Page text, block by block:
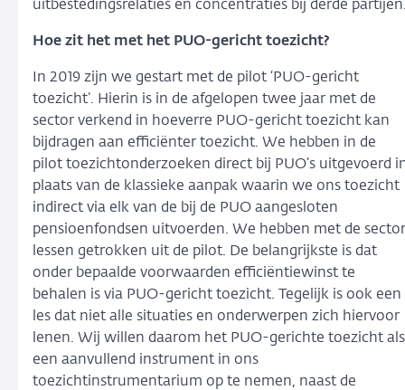
uitbestedingsrelaties en concentraties bij derde
Hoe zit het met het PUO-gericht toezicht?
In 2019 zijn we gestart met de pilot ‘PUO-gericht
toezicht’. Hierin is in de afgelopen twee jaar met de
sector verkend in hoeverre PUO-gericht toezicht kan
bijdragen aan efficiënter toezicht. We hebben in de
pilot toezichtonderzoeken direct bij PUO’s uitgevoerd
plaats van de klassieke aanpak waarin we ons toezicht
indirect via elk van de bij de PUO aangesloten
pensioenfondsen uitvoerden. We hebben met de sector
lessen getrokken uit de pilot. De belangrijkste is dat
onder bepaalde voorwaarden efficiëntiewinst te
behalen is via PUO-gericht toezicht. Tegelijk is ook een
les dat niet alle situaties en onderwerpen zich hiervoor
lenen. Wij willen daarom het PUO-gerichte toezicht als
een aanvullend instrument in ons
toezichtinstrumentarium op te nemen, naast de